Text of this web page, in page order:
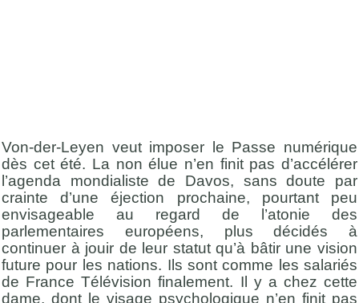
Von-der-Leyen veut imposer le Passe numérique
dès cet été. La non élue n’en finit pas d’accélérer
l’agenda mondialiste de Davos, sans doute par
crainte d’une éjection prochaine, pourtant peu
envisageable au regard de l’atonie des
parlementaires européens, plus décidés à
continuer à jouir de leur statut qu’à bâtir une vision
future pour les nations. Ils sont comme les salariés
de France Télévision finalement. Il y a chez cette
dame, dont le visage psychologique n’en finit pas